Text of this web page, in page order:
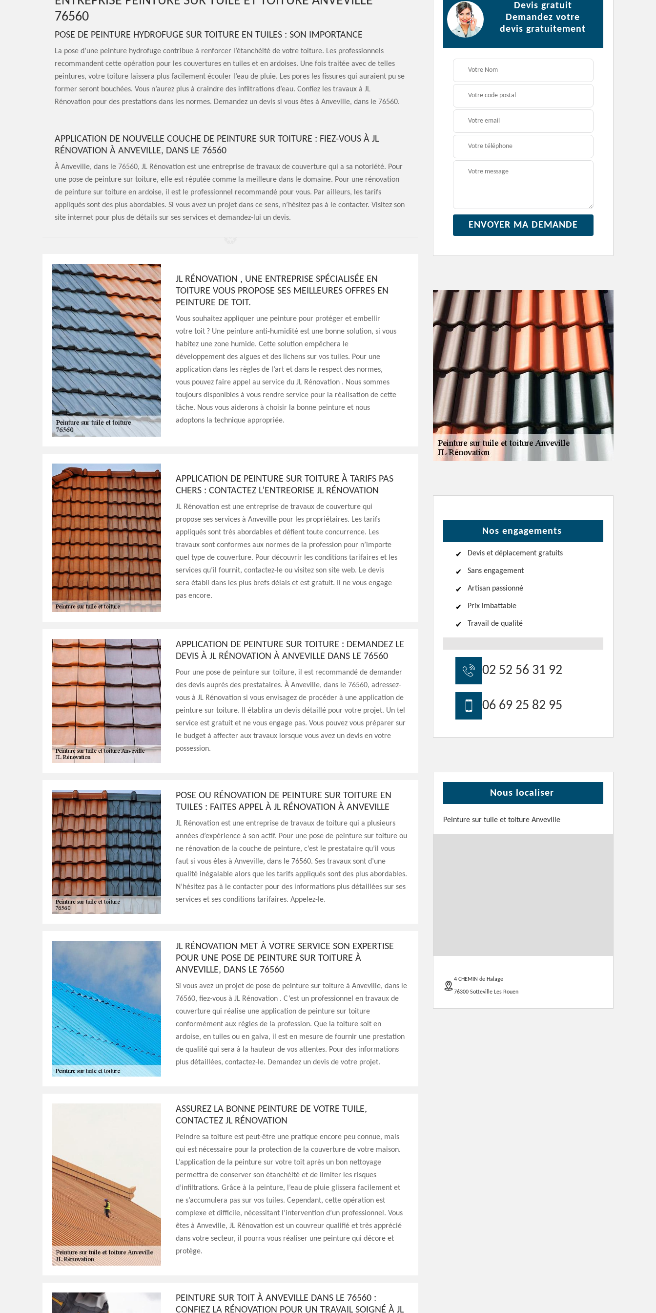
76560
POSE DE PEINTURE HYDROFUGE SUR TOITURE EN TUILES : SON IMPORTANCE
La pose d’une peinture hydrofuge contribue à renforcer l’étanchéité de votre toiture. Les professionnels
recommandent cette opération pour les couvertures en tuiles et en ardoises. Une fois traitée avec de telles
peintures, votre toiture laissera plus facilement écouler l’eau de pluie. Les pores les fissures qui auraient pu se
former seront bouchées. Vous n’aurez plus à craindre des infiltrations d’eau. Confiez les travaux à JL
Rénovation pour des prestations dans les normes. Demandez un devis si vous êtes à Anveville, dans le 76560.
APPLICATION DE NOUVELLE COUCHE DE PEINTURE SUR TOITURE : FIEZ-VOUS À JL
RÉNOVATION À ANVEVILLE, DANS LE 76560
À Anveville, dans le 76560, JL Rénovation est une entreprise de travaux de couverture qui a sa notoriété. Pour
une pose de peinture sur toiture, elle est réputée comme la meilleure dans le domaine. Pour une rénovation
de peinture sur toiture en ardoise, il est le professionnel recommandé pour vous. Par ailleurs, les tarifs
appliqués sont des plus abordables. Si vous avez un projet dans ce sens, n’hésitez pas à le contacter. Visitez son
site internet pour plus de détails sur ses services et demandez-lui un devis.
JL RÉNOVATION , UNE ENTREPRISE SPÉCIALISÉE EN
TOITURE VOUS PROPOSE SES MEILLEURES OFFRES EN
PEINTURE DE TOIT.
Vous souhaitez appliquer une peinture pour protéger et embellir
votre toit ? Une peinture anti-humidité est une bonne solution, si vous
habitez une zone humide. Cette solution empêchera le
développement des algues et des lichens sur vos tuiles. Pour une
application dans les règles de l’art et dans le respect des normes,
vous pouvez faire appel au service du JL Rénovation . Nous sommes
toujours disponibles à vous rendre service pour la réalisation de cette
tâche. Nous vous aiderons à choisir la bonne peinture et nous
adoptons la technique appropriée.
APPLICATION DE PEINTURE SUR TOITURE À TARIFS PAS
CHERS : CONTACTEZ L'ENTREORISE JL RÉNOVATION
JL Rénovation est une entreprise de travaux de couverture qui
propose ses services à Anveville pour les propriétaires. Les tarifs
appliqués sont très abordables et défient toute concurrence. Les
travaux sont conformes aux normes de la profession pour n’importe
quel type de couverture. Pour découvrir les conditions tarifaires et les
services qu’il fournit, contactez-le ou visitez son site web. Le devis
sera établi dans les plus brefs délais et est gratuit. Il ne vous engage
pas encore.
APPLICATION DE PEINTURE SUR TOITURE : DEMANDEZ LE
DEVIS À JL RÉNOVATION À ANVEVILLE DANS LE 76560
Pour une pose de peinture sur toiture, il est recommandé de demander
des devis auprès des prestataires. À Anveville, dans le 76560, adressez-
vous à JL Rénovation si vous envisagez de procéder à une application de
peinture sur toiture. Il établira un devis détaillé pour votre projet. Un tel
service est gratuit et ne vous engage pas. Vous pouvez vous préparer sur
le budget à affecter aux travaux lorsque vous avez un devis en votre
possession.
POSE OU RÉNOVATION DE PEINTURE SUR TOITURE EN
TUILES : FAITES APPEL À JL RÉNOVATION À ANVEVILLE
JL Rénovation est une entreprise de travaux de toiture qui a plusieurs
années d’expérience à son actif. Pour une pose de peinture sur toiture ou
ne rénovation de la couche de peinture, c’est le prestataire qu’il vous
faut si vous êtes à Anveville, dans le 76560. Ses travaux sont d’une
qualité inégalable alors que les tarifs appliqués sont des plus abordables.
N’hésitez pas à le contacter pour des informations plus détaillées sur ses
services et ses conditions tarifaires. Appelez-le.
JL RÉNOVATION MET À VOTRE SERVICE SON EXPERTISE
POUR UNE POSE DE PEINTURE SUR TOITURE À
ANVEVILLE, DANS LE 76560
Si vous avez un projet de pose de peinture sur toiture à Anveville, dans le
76560, fiez-vous à JL Rénovation . C’est un professionnel en travaux de
couverture qui réalise une application de peinture sur toiture
conformément aux règles de la profession. Que la toiture soit en
ardoise, en tuiles ou en galva, il est en mesure de fournir une prestation
de qualité qui sera à la hauteur de vos attentes. Pour des informations
plus détaillées, contactez-le. Demandez un devis de votre projet.
ASSUREZ LA BONNE PEINTURE DE VOTRE TUILE,
CONTACTEZ JL RÉNOVATION
Peindre sa toiture est peut-être une pratique encore peu connue, mais
qui est nécessaire pour la protection de la couverture de votre maison.
L’application de la peinture sur votre toit après un bon nettoyage
permettra de conserver son étanchéité et de limiter les risques
d’infiltrations. Grâce à la peinture, l’eau de pluie glissera facilement et
ne s’accumulera pas sur vos tuiles. Cependant, cette opération est
complexe et difficile, nécessitant l’intervention d’un professionnel. Vous
êtes à Anveville, JL Rénovation est un couvreur qualifié et très apprécié
dans votre secteur, il pourra vous réaliser une peinture qui décore et
protège.
PEINTURE SUR TOIT À ANVEVILLE DANS LE 76560 :
CONFIEZ LA RÉNOVATION POUR UN TRAVAIL SOIGNÉ À JL
Devis gratuit
Demandez votre
devis gratuitement
Nos engagements
Devis et déplacement gratuits
Sans engagement
Artisan passionné
Prix imbattable
Travail de qualité
02 52 56 31 92
06 69 25 82 95
Nous localiser
Peinture sur tuile et toiture Anveville
4 CHEMIN de Halage
76300 Sotteville Les Rouen